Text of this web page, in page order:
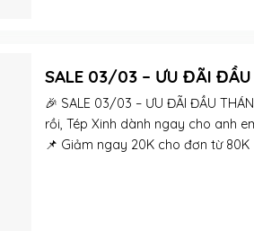
SALE 03/03 – ƯU ĐÃI ĐẦU
🎉 SALE 03/03 – ƯU ĐÃI ĐẦU
rồi, Tép Xinh dành ngay cho anh
📌 Giảm ngay 20K cho đơn từ